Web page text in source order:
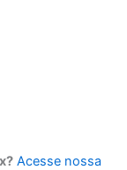
Acesse nossa